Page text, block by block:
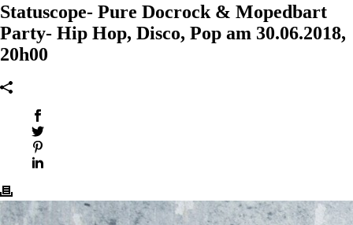
Statuscope- Pure Docrock & Mopedbart
Party- Hip Hop, Disco, Pop am 30.06.2018,
20h00